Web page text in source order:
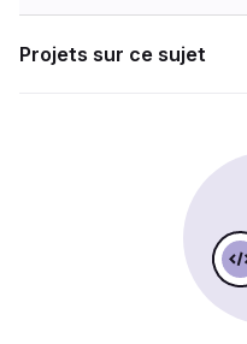
Projets sur ce sujet